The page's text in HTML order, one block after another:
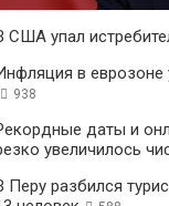
США упал
в еврозоне
938
даты и
увеличилось
Перу разбился